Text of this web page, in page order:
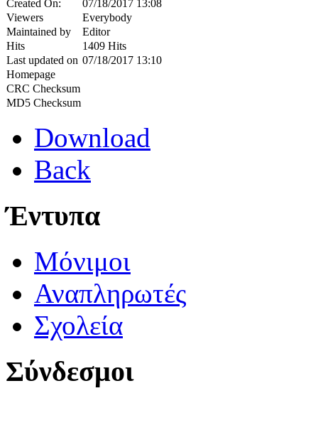
Created On:
07/18/2017 13:08
Viewers
Everybody
Maintained by
Editor
Hits
1409 Hits
Last updated on 07/18/2017 13:10
Homepage
CRC Checksum
MD5 Checksum
Download
Back
Έντυπα
Μόνιμοι
Αναπληρωτές
Σχολεία
Σύνδεσμοι